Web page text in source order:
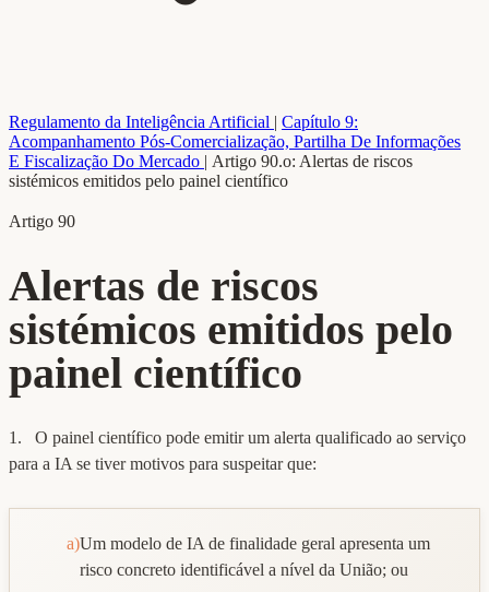
Regulamento da Inteligência Artificial | Capítulo 9:
Acompanhamento Pós-Comercialização, Partilha De Informações
E Fiscalização Do Mercado | Artigo 90.o: Alertas de riscos
sistémicos emitidos pelo painel científico
Artigo 90
Alertas de riscos
sistémicos emitidos pelo
painel científico
1. O painel científico pode emitir um alerta qualificado ao serviço
para a IA se tiver motivos para suspeitar que:
a)Um modelo de IA de finalidade geral apresenta um
risco concreto identificável a nível da União; ou